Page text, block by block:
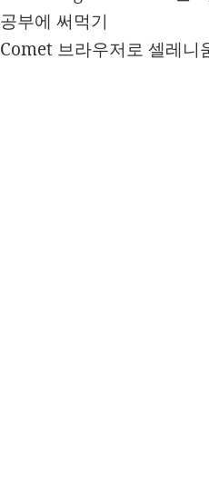
공부에 써먹기
Comet 브라우저로 셀레니